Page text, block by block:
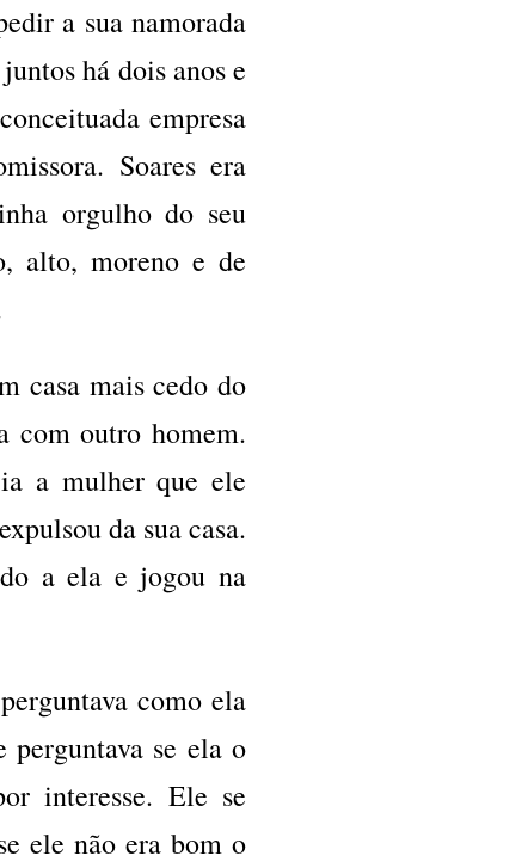
a sua namorada
há dois anos e
empresa
Soares era
orgulho do seu
alto, moreno e de
casa mais cedo do
com outro homem.
a mulher que ele
da sua casa.
a ela e jogou na
como ela
se ela o
interesse. Ele se
ele não era bom o